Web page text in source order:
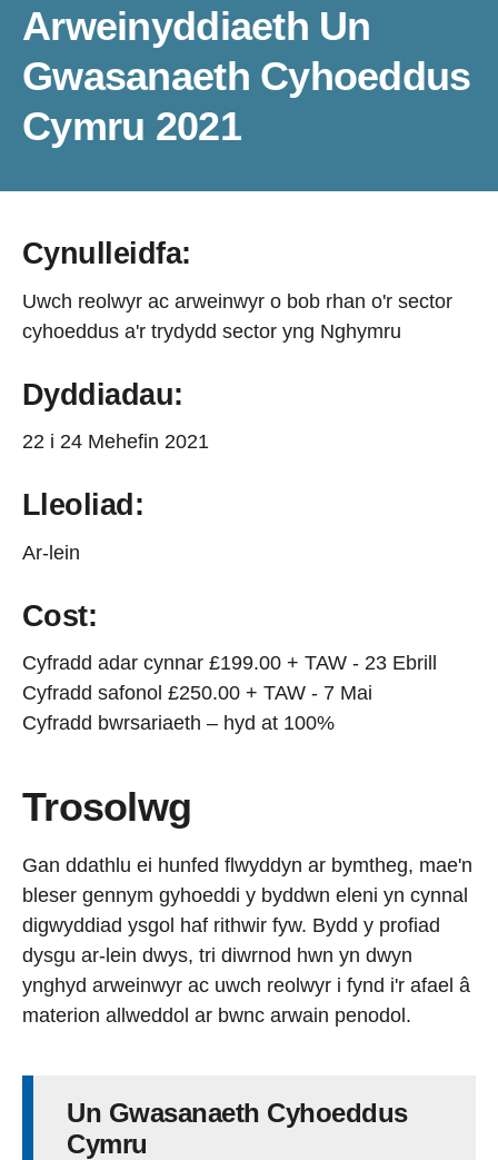
Arweinyddiaeth Un
Gwasanaeth Cyhoeddus
Cymru 2021
Cynulleidfa:
Uwch reolwyr ac arweinwyr o bob rhan o'r sector
cyhoeddus a'r trydydd sector yng Nghymru
Dyddiadau:
22 i 24 Mehefin 2021
Lleoliad:
Ar-lein
Cost:
Cyfradd adar cynnar £199.00 + TAW - 23 Ebrill
Cyfradd safonol £250.00 + TAW - 7 Mai
Cyfradd bwrsariaeth – hyd at 100%
Trosolwg
Gan ddathlu ei hunfed flwyddyn ar bymtheg, mae'n
bleser gennym gyhoeddi y byddwn eleni yn cynnal
digwyddiad ysgol haf rithwir fyw. Bydd y profiad
dysgu ar-lein dwys, tri diwrnod hwn yn dwyn
ynghyd arweinwyr ac uwch reolwyr i fynd i'r afael â
materion allweddol ar bwnc arwain penodol.
Un Gwasanaeth Cyhoeddus
Cymru